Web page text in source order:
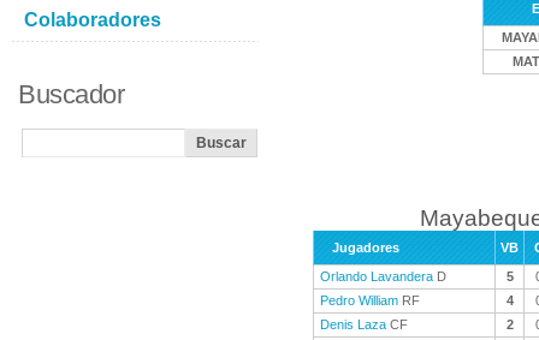
Jugadores VB
Orlando Lavandera D 5
Pedro William RF 4
Denis Laza CF 2
Colaboradores
Buscador